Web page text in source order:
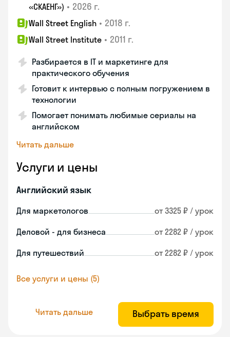
«СКАЕНГ») • 2026 г.
Wall Street English • 2018 г.
Wall Street Institute • 2011 г.
Разбирается в IT и маркетинге для
практического обучения
Готовит к интервью с полным погружением в
технологии
Помогает понимать любимые сериалы на
английском
Читать дальше
Услуги и цены
Английский язык
Для маркетологов от 3325 ₽ / урок
Деловой - для бизнеса от 2282 ₽ / урок
Для путешествий от 2282 ₽ / урок
Все услуги и цены (5)
Читать дальше Выбрать время